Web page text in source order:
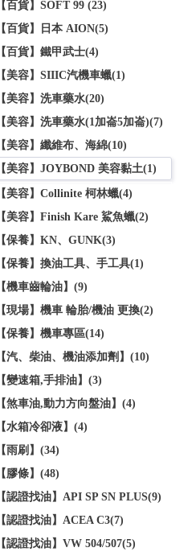
【百貨】SOFT 99 (23)
【百貨】日本 AION(5)
【百貨】鐵甲武士(4)
【美容】SIIIC汽機車蠟(1)
【美容】洗車藥水(20)
【美容】洗車藥水(1加崙5加崙)(7)
【美容】纖維布、海綿(10)
【美容】JOYBOND 美容黏土(1)
【美容】Collinite 柯林蠟(4)
【美容】Finish Kare 鯊魚蠟(2)
【保養】KN、GUNK(3)
【保養】換油工具、手工具(1)
【機車齒輪油】(9)
【現場】機車 輪胎/機油 更換(2)
【保養】機車專區(14)
【汽、柴油、機油添加劑】(10)
【變速箱,手排油】(3)
【煞車油,動力方向盤油】(4)
【水箱冷卻液】(4)
【雨刷】(34)
【膠條】(48)
【認證找油】API SP SN PLUS(9)
【認證找油】ACEA C3(7)
【認證找油】VW 504/507(5)